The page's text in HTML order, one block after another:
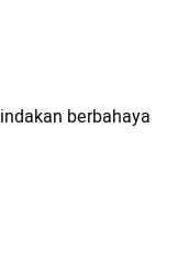
berbahaya